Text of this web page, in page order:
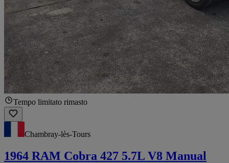
Tempo limitato rimasto
Chambray-lès-Tours
1964 RAM Cobra 427 5.7L V8 Manual